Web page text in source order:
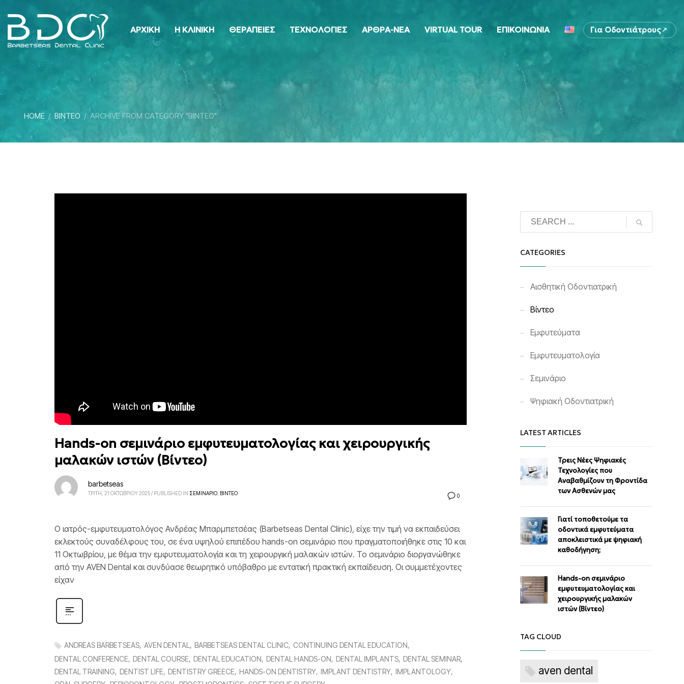
ΑΡΧΙΚΗ Η ΚΛΙΝΙΚΗ ΘΕΡΑΠΕΙΕΣ ΤΕΧΝΟΛΟΓΙΕΣ ΑΡΘΡΑ-ΝΕΑ VIRTUAL TOUR ΕΠΙΚΟΙΝΩΝΙΑ Για Οδοντιάτρους
HOME ΒΙΝΤΕΟ ARCHIVE FROM CATEGORY "ΒΙΝΤΕΟ"
Ηands-on σεμινάριο εμφυτευματολογίας και χειρουργικής
μαλακών ιστών (Βίντεο)
0
barbetseas
ΤΡΙΤΗ, 21 ΟΚΤΩΒΡΙΟΥ 2025/ PUBLISHED IN ΣΕΜΙΝΑΡΙΟ ΒΙΝΤΕΟ
Ο ιατρός-εμφυτευματολόγος Ανδρέας Μπαρμπετσέας (Barbetseas Dental Clinic), είχε την τιμή να εκπαιδεύσει
εκλεκτούς συναδέλφους του, σε ένα υψηλού επιπέδου hands-on σεμινάριο που πραγματοποιήθηκε στις 10 και
11 Οκτωβρίου, με θέμα την εμφυτευματολογία και τη χειρουργική μαλακών ιστών. Το σεμινάριο διοργανώθηκε
από την AVEN Dental και συνδύασε θεωρητικό υπόβαθρο με εντατική πρακτική εκπαίδευση. Οι συμμετέχοντες
είχαν
ANDREAS BARBETSEAS AVEN DENTAL BARBETSEAS DENTAL CLINIC
CONTINUING DENTAL EDUCATION
DENTAL CONFERENCE
DENTAL COURSE DENTAL EDUCATION DENTAL HANDS-ON DENTAL IMPLANTS DENTAL SEMINAR
DENTAL TRAINING
DENTIST LIFE DENTISTRY GREECE HANDS-ON DENTISTRY IMPLANT DENTISTRY IMPLANTOLOGY
CATEGORIES
Αισθητική Οδοντιατρική
Βίντεο
Εμφυτεύματα
Εμφυτευματολογία
Σεμινάριο
Ψηφιακή Οδοντιατρική
LATEST ARTICLES
Τρεις Νέες Ψηφιακές
Τεχνολογίες που
Αναβαθμίζουν τη Φροντίδα
των Ασθενών μας
Γιατί τοποθετούμε τα
οδοντικά εμφυτεύματα
αποκλειστικά με ψηφιακή
καθοδήγηση;
Ηands-on σεμινάριο
εμφυτευματολογίας και
χειρουργικής μαλακών
ιστών (Βίντεο)
TAG CLOUD
aven dental